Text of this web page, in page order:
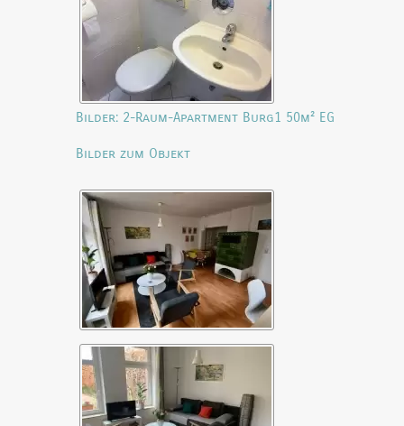
Bilder: 2-Raum-Apartment Burg1 50m² EG
Bilder zum Objekt